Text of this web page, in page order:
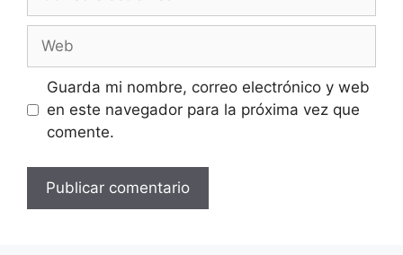
Guarda mi nombre, correo electrónico y web
en este navegador para la próxima vez que
comente.